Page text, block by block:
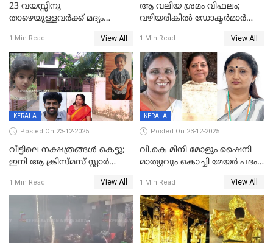
23 വയസ്സിനു
താഴെയുള്ളവർക്ക് മദ്യം
നടപടി;സ്ഥാപനങ്ങൾക്കെതിരെ
രണ്ട് കേസുകൾ
1 Min Read View All
ആ വലിയ ശ്രമം വിഫലം;
വഴിയരികില്‍ ‌ഡോക്ടര്‍മാര്‍
മരണത്തിന് കീഴടങ്ങി
1 Min Read View All
KERALA
Posted On 23-12-2025
വീട്ടിലെ നക്ഷത്രങ്ങൾ കെട്ടു;
ഇനി ആ ക്രിസ്മസ് സ്റ്റാർ
വേണ്ടിയുള്ള
പിടിവലിക്കിടയിൽ
അപ്പൂപ്പനെതിരെ പോക്സോ
കേസ് ഒടുവിൽ 4 ജീവനുകൾ
പൊലിഞ്ഞു
1 Min Read View All
KERALA
Posted On 23-12-2025
വി.കെ മിനി മോളും ഷൈനി
മാത്യുവും കൊച്ചി മേയർ പദം
മേയറാകില്ല
1 Min Read View All